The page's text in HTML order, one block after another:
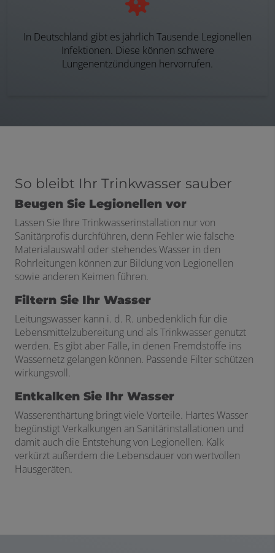
In Deutschland gibt es jährlich Tausende Legionellen
Infektionen. Diese können schwere
Lungenentzündungen hervorrufen.
So bleibt Ihr Trinkwasser sauber
Beugen Sie Legionellen vor
Lassen Sie Ihre Trinkwasserinstallation nur von
Sanitärprofis durchführen, denn Fehler wie falsche
Materialauswahl oder stehendes Wasser in den
Rohrleitungen können zur Bildung von Legionellen
sowie anderen Keimen führen.
Filtern Sie Ihr Wasser
Leitungswasser kann i. d. R. unbedenklich für die
Lebensmittelzubereitung und als Trinkwasser genutzt
werden. Es gibt aber Fälle, in denen Fremdstoffe ins
Wassernetz gelangen können. Passende Filter schützen
wirkungsvoll.
Entkalken Sie Ihr Wasser
Wasserenthärtung bringt viele Vorteile. Hartes Wasser
begünstigt Verkalkungen an Sanitärinstallationen und
damit auch die Entstehung von Legionellen. Kalk
verkürzt außerdem die Lebensdauer von wertvollen
Hausgeräten.